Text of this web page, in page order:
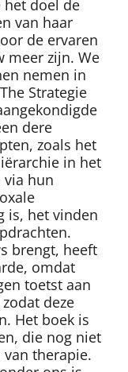
het doel de
van haar
de ervaren
meer zijn. We
nemen in
Strategie
dere
zoals het
in het
via hun
is, het vinden
brengt, heeft
omdat
toetst aan
deze
Het boek is
die nog niet
therapie.